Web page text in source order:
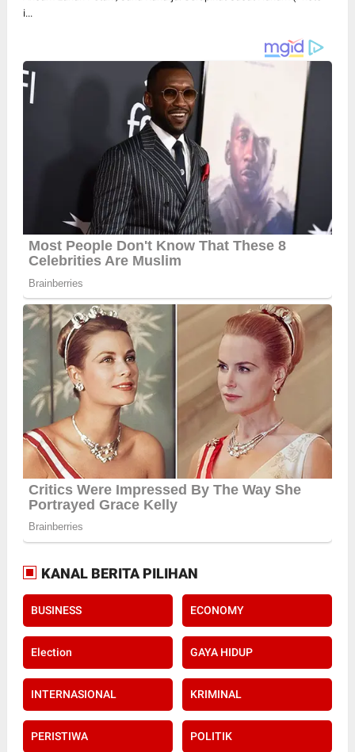
i...
KANAL BERITA PILIHAN
BUSINESS ECONOMY
Election GAYA HIDUP
INTERNASIONAL KRIMINAL
PERISTIWA POLITIK